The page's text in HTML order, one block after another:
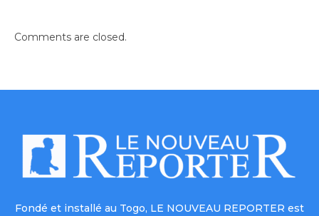
Comments are closed.
Fondé et installé au Togo, LE NOUVEAU REPORTER est